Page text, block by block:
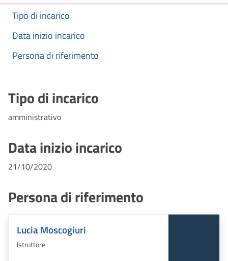
Tipo di incarico
Data inizio incarico
Persona di riferimento
Tipo di incarico
amministrativo
Data inizio incarico
21/10/2020
Persona di riferimento
Lucia Moscogiuri
Istruttore